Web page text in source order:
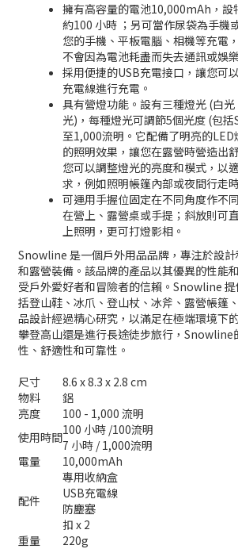
擁有高容量的電池10,000mAh，設
約100 小時 ；另可當作尿袋為手機
您的手機、平板電腦、相機等充電
不會因為電池耗盡而失去通訊或娛
採用便捷的USB充電接口，讓您可
充電線進行充電。
具有營燈功能。設有三種燈光 (白
光)，每種燈光可調節5個光度 (包括
至1,000流明。它配備了明亮的LED
的照明效果，讓您在露營時營造出
您可以調整燈光的亮度和模式，以
求，例如照明帳篷內部或夜間行走
可運用手握位固定在不同角度作不
在營上、露營桌或手提；斜放則可
上照明，更可打燈影相。
Snowline 是一個戶外用品品牌，專注於設
和露營裝備。該品牌的產品以其優異的性能
受戶外愛好者和冒險者的信賴。Snowline
括登山鞋、冰爪、登山杖、冰斧、露營帳篷
品設計經過精心研究，以滿足在極端環境下
攀登高山還是進行長途徒步旅行，Snowline
性、舒適性和可靠性。
尺寸
8.6 x 8.3 x 2.8 cm
物料
鋁
亮度
100 - 1,000 流明
使用時間100 小時 /100流明
7 小時 / 1,000流明
電量
10,000mAh
配件
專用收納盒
USB充電線
防塵塞
扣 x 2
重量
220g